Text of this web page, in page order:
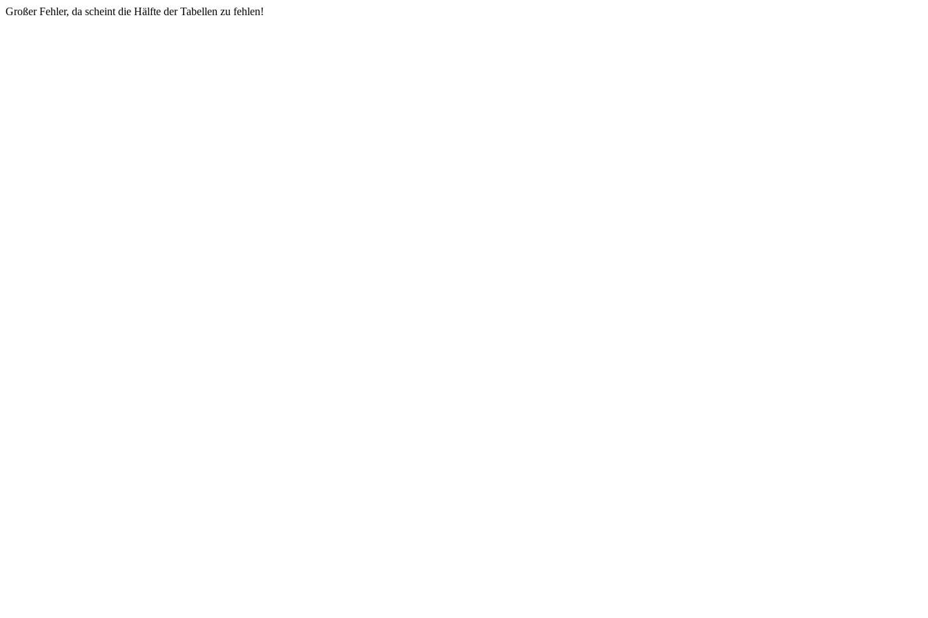
Großer Fehler, da scheint die Hälfte der Tabellen zu fehlen!